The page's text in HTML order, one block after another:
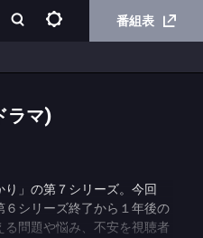
番組表
ラマ)
」の第７シリーズ。今回
シリーズ終了から１年後の
問題や悩み、不安を視聴者